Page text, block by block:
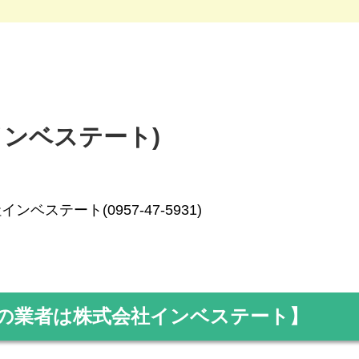
ベステート)
ンベステート(0957-47-5931)
業者は株式会社インベステート】